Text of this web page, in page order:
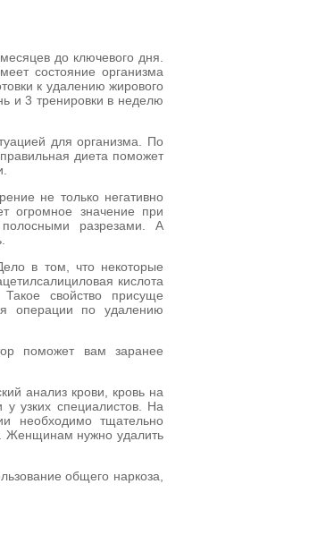
до ключевого дня.
состояние организма
к удалению жирового
и 3 тренировки в неделю
для организма. По
диета поможет
не только негативно
огромное значение при
полосными разрезами. А
в том, что некоторые
кислота
свойство присуще
операции по удалению
поможет вам заранее
анализ крови, кровь на
узких специалистов. На
необходимо тщательно
Женщинам нужно удалить
общего наркоза,